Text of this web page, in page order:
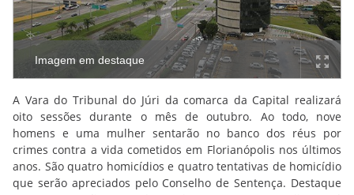
Imagem em destaque
A Vara do Tribunal do Júri da comarca da Capital realizará
oito sessões durante o mês de outubro. Ao todo, nove
homens e uma mulher sentarão no banco dos réus por
crimes contra a vida cometidos em Florianópolis nos últimos
anos. São quatro homicídios e quatro tentativas de homicídio
que serão apreciados pelo Conselho de Sentença. Destaque